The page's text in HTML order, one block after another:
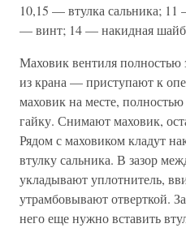
10,15 — втулка сальника;
— винт; 14 — накидная
Маховик вентиля полностью
из крана — приступают к
маховик на месте,
гайку. Снимают маховик,
Рядом с маховиком кладут
втулку сальника. В зазор
укладывают уплотнитель,
утрамбовывают отверткой.
него еще нужно вставить